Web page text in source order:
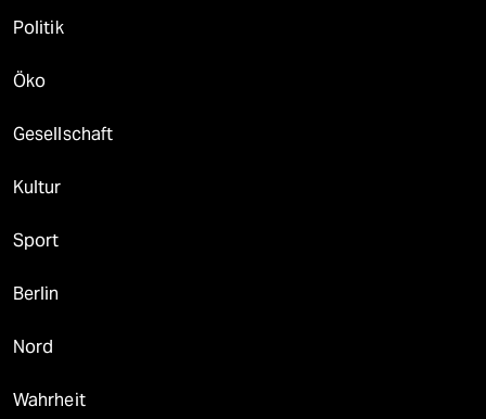
Politik
Öko
Gesellschaft
Kultur
Sport
Berlin
Nord
Wahrheit